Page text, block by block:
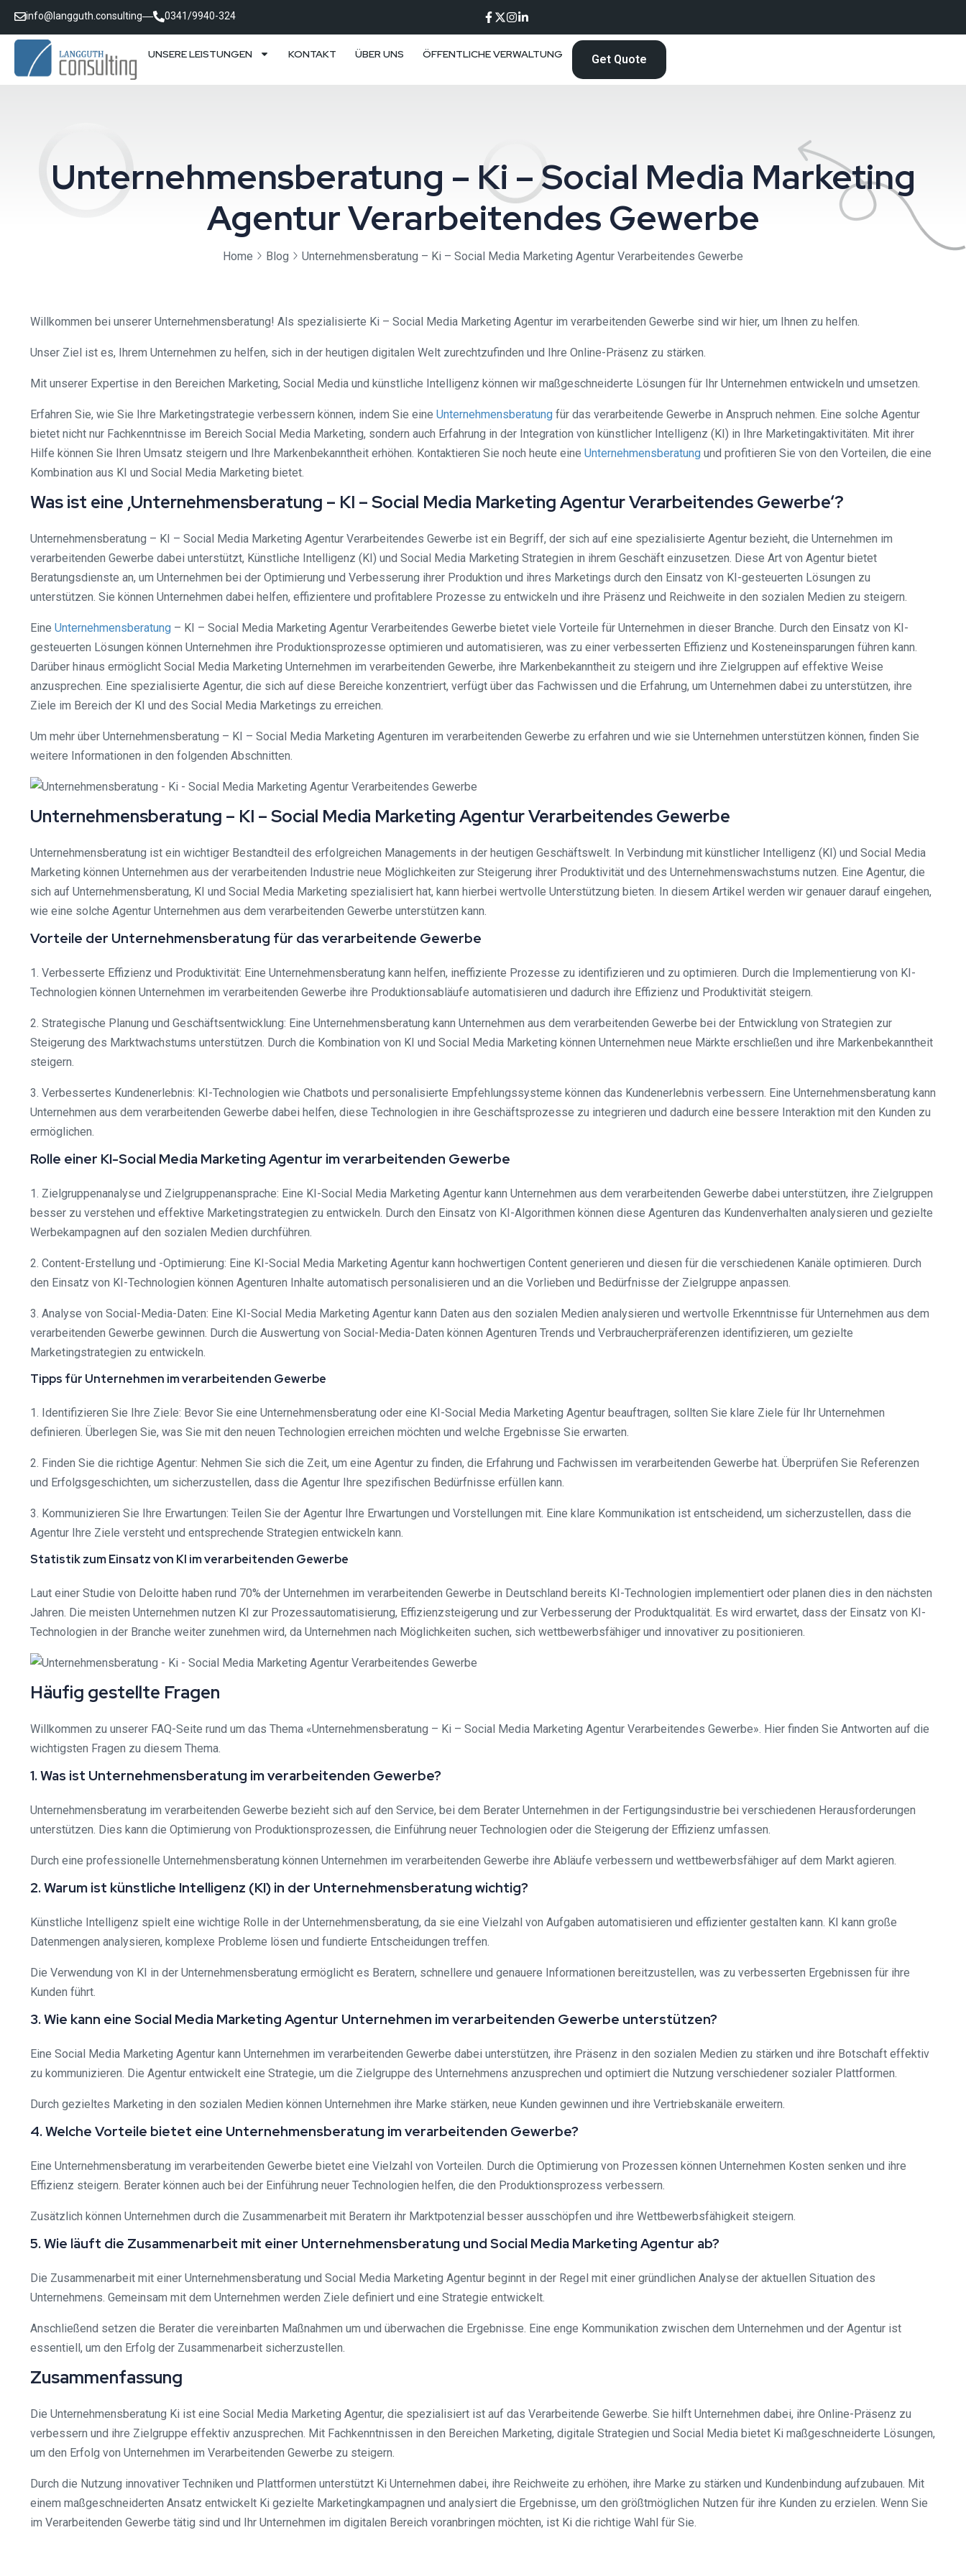
info@langguth.consulting 0341/9940-324
UNSERE LEISTUNGEN KONTAKT ÜBER UNS ÖFFENTLICHE VERWALTUNG Get Quote
Unternehmensberatung – Ki – Social Media Marketing
Agentur Verarbeitendes Gewerbe
Home Blog Unternehmensberatung – Ki – Social Media Marketing Agentur Verarbeitendes Gewerbe
Willkommen bei unserer Unternehmensberatung! Als spezialisierte Ki – Social Media Marketing Agentur im verarbeitenden Gewerbe sind wir hier, um Ihnen zu helfen.
Unser Ziel ist es, Ihrem Unternehmen zu helfen, sich in der heutigen digitalen Welt zurechtzufinden und Ihre Online-Präsenz zu stärken.
Mit unserer Expertise in den Bereichen Marketing, Social Media und künstliche Intelligenz können wir maßgeschneiderte Lösungen für Ihr Unternehmen entwickeln und umsetzen.
Erfahren Sie, wie Sie Ihre Marketingstrategie verbessern können, indem Sie eine Unternehmensberatung für das verarbeitende Gewerbe in Anspruch nehmen. Eine solche Agentur
bietet nicht nur Fachkenntnisse im Bereich Social Media Marketing, sondern auch Erfahrung in der Integration von künstlicher Intelligenz (KI) in Ihre Marketingaktivitäten. Mit ihrer
Hilfe können Sie Ihren Umsatz steigern und Ihre Markenbekanntheit erhöhen. Kontaktieren Sie noch heute eine Unternehmensberatung und profitieren Sie von den Vorteilen, die eine
Kombination aus KI und Social Media Marketing bietet.
Was ist eine ‚Unternehmensberatung – KI – Social Media Marketing Agentur Verarbeitendes Gewerbe‘?
Unternehmensberatung – KI – Social Media Marketing Agentur Verarbeitendes Gewerbe ist ein Begriff, der sich auf eine spezialisierte Agentur bezieht, die Unternehmen im
verarbeitenden Gewerbe dabei unterstützt, Künstliche Intelligenz (KI) und Social Media Marketing Strategien in ihrem Geschäft einzusetzen. Diese Art von Agentur bietet
Beratungsdienste an, um Unternehmen bei der Optimierung und Verbesserung ihrer Produktion und ihres Marketings durch den Einsatz von KI-gesteuerten Lösungen zu
unterstützen. Sie können Unternehmen dabei helfen, effizientere und profitablere Prozesse zu entwickeln und ihre Präsenz und Reichweite in den sozialen Medien zu steigern.
Eine Unternehmensberatung – KI – Social Media Marketing Agentur Verarbeitendes Gewerbe bietet viele Vorteile für Unternehmen in dieser Branche. Durch den Einsatz von KI-
gesteuerten Lösungen können Unternehmen ihre Produktionsprozesse optimieren und automatisieren, was zu einer verbesserten Effizienz und Kosteneinsparungen führen kann.
Darüber hinaus ermöglicht Social Media Marketing Unternehmen im verarbeitenden Gewerbe, ihre Markenbekanntheit zu steigern und ihre Zielgruppen auf effektive Weise
anzusprechen. Eine spezialisierte Agentur, die sich auf diese Bereiche konzentriert, verfügt über das Fachwissen und die Erfahrung, um Unternehmen dabei zu unterstützen, ihre
Ziele im Bereich der KI und des Social Media Marketings zu erreichen.
Um mehr über Unternehmensberatung – KI – Social Media Marketing Agenturen im verarbeitenden Gewerbe zu erfahren und wie sie Unternehmen unterstützen können, finden Sie
weitere Informationen in den folgenden Abschnitten.
Unternehmensberatung – KI – Social Media Marketing Agentur Verarbeitendes Gewerbe
Unternehmensberatung ist ein wichtiger Bestandteil des erfolgreichen Managements in der heutigen Geschäftswelt. In Verbindung mit künstlicher Intelligenz (KI) und Social Media
Marketing können Unternehmen aus der verarbeitenden Industrie neue Möglichkeiten zur Steigerung ihrer Produktivität und des Unternehmenswachstums nutzen. Eine Agentur, die
sich auf Unternehmensberatung, KI und Social Media Marketing spezialisiert hat, kann hierbei wertvolle Unterstützung bieten. In diesem Artikel werden wir genauer darauf eingehen,
wie eine solche Agentur Unternehmen aus dem verarbeitenden Gewerbe unterstützen kann.
Vorteile der Unternehmensberatung für das verarbeitende Gewerbe
1. Verbesserte Effizienz und Produktivität: Eine Unternehmensberatung kann helfen, ineffiziente Prozesse zu identifizieren und zu optimieren. Durch die Implementierung von KI-
Technologien können Unternehmen im verarbeitenden Gewerbe ihre Produktionsabläufe automatisieren und dadurch ihre Effizienz und Produktivität steigern.
2. Strategische Planung und Geschäftsentwicklung: Eine Unternehmensberatung kann Unternehmen aus dem verarbeitenden Gewerbe bei der Entwicklung von Strategien zur
Steigerung des Marktwachstums unterstützen. Durch die Kombination von KI und Social Media Marketing können Unternehmen neue Märkte erschließen und ihre Markenbekanntheit
steigern.
3. Verbessertes Kundenerlebnis: KI-Technologien wie Chatbots und personalisierte Empfehlungssysteme können das Kundenerlebnis verbessern. Eine Unternehmensberatung kann
Unternehmen aus dem verarbeitenden Gewerbe dabei helfen, diese Technologien in ihre Geschäftsprozesse zu integrieren und dadurch eine bessere Interaktion mit den Kunden zu
ermöglichen.
Rolle einer KI-Social Media Marketing Agentur im verarbeitenden Gewerbe
1. Zielgruppenanalyse und Zielgruppenansprache: Eine KI-Social Media Marketing Agentur kann Unternehmen aus dem verarbeitenden Gewerbe dabei unterstützen, ihre Zielgruppen
besser zu verstehen und effektive Marketingstrategien zu entwickeln. Durch den Einsatz von KI-Algorithmen können diese Agenturen das Kundenverhalten analysieren und gezielte
Werbekampagnen auf den sozialen Medien durchführen.
2. Content-Erstellung und -Optimierung: Eine KI-Social Media Marketing Agentur kann hochwertigen Content generieren und diesen für die verschiedenen Kanäle optimieren. Durch
den Einsatz von KI-Technologien können Agenturen Inhalte automatisch personalisieren und an die Vorlieben und Bedürfnisse der Zielgruppe anpassen.
3. Analyse von Social-Media-Daten: Eine KI-Social Media Marketing Agentur kann Daten aus den sozialen Medien analysieren und wertvolle Erkenntnisse für Unternehmen aus dem
verarbeitenden Gewerbe gewinnen. Durch die Auswertung von Social-Media-Daten können Agenturen Trends und Verbraucherpräferenzen identifizieren, um gezielte
Marketingstrategien zu entwickeln.
Tipps für Unternehmen im verarbeitenden Gewerbe
1. Identifizieren Sie Ihre Ziele: Bevor Sie eine Unternehmensberatung oder eine KI-Social Media Marketing Agentur beauftragen, sollten Sie klare Ziele für Ihr Unternehmen
definieren. Überlegen Sie, was Sie mit den neuen Technologien erreichen möchten und welche Ergebnisse Sie erwarten.
2. Finden Sie die richtige Agentur: Nehmen Sie sich die Zeit, um eine Agentur zu finden, die Erfahrung und Fachwissen im verarbeitenden Gewerbe hat. Überprüfen Sie Referenzen
und Erfolgsgeschichten, um sicherzustellen, dass die Agentur Ihre spezifischen Bedürfnisse erfüllen kann.
3. Kommunizieren Sie Ihre Erwartungen: Teilen Sie der Agentur Ihre Erwartungen und Vorstellungen mit. Eine klare Kommunikation ist entscheidend, um sicherzustellen, dass die
Agentur Ihre Ziele versteht und entsprechende Strategien entwickeln kann.
Statistik zum Einsatz von KI im verarbeitenden Gewerbe
Laut einer Studie von Deloitte haben rund 70% der Unternehmen im verarbeitenden Gewerbe in Deutschland bereits KI-Technologien implementiert oder planen dies in den nächsten
Jahren. Die meisten Unternehmen nutzen KI zur Prozessautomatisierung, Effizienzsteigerung und zur Verbesserung der Produktqualität. Es wird erwartet, dass der Einsatz von KI-
Technologien in der Branche weiter zunehmen wird, da Unternehmen nach Möglichkeiten suchen, sich wettbewerbsfähiger und innovativer zu positionieren.
Häufig gestellte Fragen
Willkommen zu unserer FAQ-Seite rund um das Thema «Unternehmensberatung – Ki – Social Media Marketing Agentur Verarbeitendes Gewerbe». Hier finden Sie Antworten auf die
wichtigsten Fragen zu diesem Thema.
1. Was ist Unternehmensberatung im verarbeitenden Gewerbe?
Unternehmensberatung im verarbeitenden Gewerbe bezieht sich auf den Service, bei dem Berater Unternehmen in der Fertigungsindustrie bei verschiedenen Herausforderungen
unterstützen. Dies kann die Optimierung von Produktionsprozessen, die Einführung neuer Technologien oder die Steigerung der Effizienz umfassen.
Durch eine professionelle Unternehmensberatung können Unternehmen im verarbeitenden Gewerbe ihre Abläufe verbessern und wettbewerbsfähiger auf dem Markt agieren.
2. Warum ist künstliche Intelligenz (KI) in der Unternehmensberatung wichtig?
Künstliche Intelligenz spielt eine wichtige Rolle in der Unternehmensberatung, da sie eine Vielzahl von Aufgaben automatisieren und effizienter gestalten kann. KI kann große
Datenmengen analysieren, komplexe Probleme lösen und fundierte Entscheidungen treffen.
Die Verwendung von KI in der Unternehmensberatung ermöglicht es Beratern, schnellere und genauere Informationen bereitzustellen, was zu verbesserten Ergebnissen für ihre
Kunden führt.
3. Wie kann eine Social Media Marketing Agentur Unternehmen im verarbeitenden Gewerbe unterstützen?
Eine Social Media Marketing Agentur kann Unternehmen im verarbeitenden Gewerbe dabei unterstützen, ihre Präsenz in den sozialen Medien zu stärken und ihre Botschaft effektiv
zu kommunizieren. Die Agentur entwickelt eine Strategie, um die Zielgruppe des Unternehmens anzusprechen und optimiert die Nutzung verschiedener sozialer Plattformen.
Durch gezieltes Marketing in den sozialen Medien können Unternehmen ihre Marke stärken, neue Kunden gewinnen und ihre Vertriebskanäle erweitern.
4. Welche Vorteile bietet eine Unternehmensberatung im verarbeitenden Gewerbe?
Eine Unternehmensberatung im verarbeitenden Gewerbe bietet eine Vielzahl von Vorteilen. Durch die Optimierung von Prozessen können Unternehmen Kosten senken und ihre
Effizienz steigern. Berater können auch bei der Einführung neuer Technologien helfen, die den Produktionsprozess verbessern.
Zusätzlich können Unternehmen durch die Zusammenarbeit mit Beratern ihr Marktpotenzial besser ausschöpfen und ihre Wettbewerbsfähigkeit steigern.
5. Wie läuft die Zusammenarbeit mit einer Unternehmensberatung und Social Media Marketing Agentur ab?
Die Zusammenarbeit mit einer Unternehmensberatung und Social Media Marketing Agentur beginnt in der Regel mit einer gründlichen Analyse der aktuellen Situation des
Unternehmens. Gemeinsam mit dem Unternehmen werden Ziele definiert und eine Strategie entwickelt.
Anschließend setzen die Berater die vereinbarten Maßnahmen um und überwachen die Ergebnisse. Eine enge Kommunikation zwischen dem Unternehmen und der Agentur ist
essentiell, um den Erfolg der Zusammenarbeit sicherzustellen.
Zusammenfassung
Die Unternehmensberatung Ki ist eine Social Media Marketing Agentur, die spezialisiert ist auf das Verarbeitende Gewerbe. Sie hilft Unternehmen dabei, ihre Online-Präsenz zu
verbessern und ihre Zielgruppe effektiv anzusprechen. Mit Fachkenntnissen in den Bereichen Marketing, digitale Strategien und Social Media bietet Ki maßgeschneiderte Lösungen,
um den Erfolg von Unternehmen im Verarbeitenden Gewerbe zu steigern.
Durch die Nutzung innovativer Techniken und Plattformen unterstützt Ki Unternehmen dabei, ihre Reichweite zu erhöhen, ihre Marke zu stärken und Kundenbindung aufzubauen. Mit
einem maßgeschneiderten Ansatz entwickelt Ki gezielte Marketingkampagnen und analysiert die Ergebnisse, um den größtmöglichen Nutzen für ihre Kunden zu erzielen. Wenn Sie
im Verarbeitenden Gewerbe tätig sind und Ihr Unternehmen im digitalen Bereich voranbringen möchten, ist Ki die richtige Wahl für Sie.